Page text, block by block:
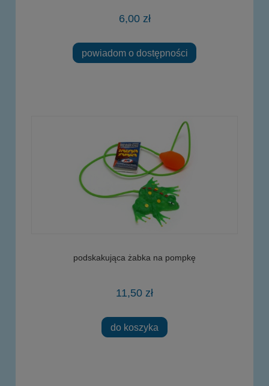
6,00 zł
powiadom o dostępności
podskakująca żabka na pompkę
11,50 zł
do koszyka